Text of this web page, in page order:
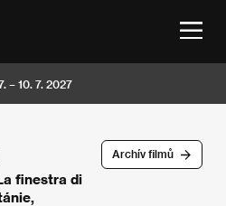
– 10. 7. 2027
Archív filmů
finestra di